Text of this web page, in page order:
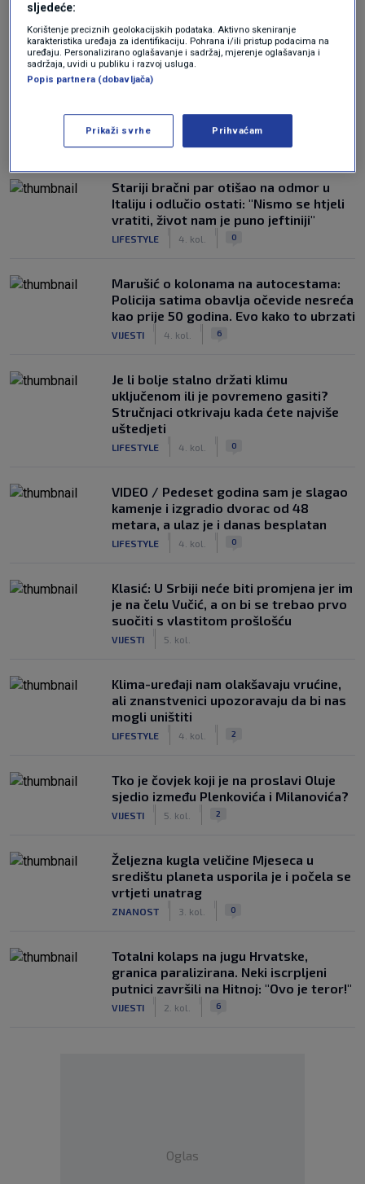
NAJČITANIJE
tjedana prikupio milijune eura
Stariji bračni par otišao na odmor u
Italiju i odlučio ostati: "Nismo se htjeli
vratiti, život nam je puno jeftiniji"
LIFESTYLE 4. kol. 0
Marušić o kolonama na autocestama:
Policija satima obavlja očevide nesreća
kao prije 50 godina. Evo kako to ubrzati
VIJESTI 4. kol. 6
Je li bolje stalno držati klimu
uključenom ili je povremeno gasiti?
Stručnjaci otkrivaju kada ćete najviše
uštedjeti
LIFESTYLE 4. kol. 0
VIDEO / Pedeset godina sam je slagao
kamenje i izgradio dvorac od 48
metara, a ulaz je i danas besplatan
LIFESTYLE 4. kol. 0
Klasić: U Srbiji neće biti promjena jer im
je na čelu Vučić, a on bi se trebao prvo
suočiti s vlastitom prošlošću
VIJESTI 5. kol.
Klima-uređaji nam olakšavaju vrućine,
ali znanstvenici upozoravaju da bi nas
mogli uništiti
LIFESTYLE 4. kol. 2
Tko je čovjek koji je na proslavi Oluje
sjedio između Plenkovića i Milanovića?
VIJESTI 5. kol. 2
Željezna kugla veličine Mjeseca u
središtu planeta usporila je i počela se
vrtjeti unatrag
ZNANOST 3. kol. 0
Totalni kolaps na jugu Hrvatske,
granica paralizirana. Neki iscrpljeni
putnici završili na Hitnoj: "Ovo je teror!"
VIJESTI 2. kol. 6
Oglas
sljedeće:
Korištenje preciznih geolokacijskih podataka. Aktivno skeniranje
karakteristika uređaja za identifikaciju. Pohrana i/ili pristup podacima na
uređaju. Personalizirano oglašavanje i sadržaj, mjerenje oglašavanja i
sadržaja, uvidi u publiku i razvoj usluga.
Popis partnera (dobavljača)
Prikaži svrhe Prihvaćam